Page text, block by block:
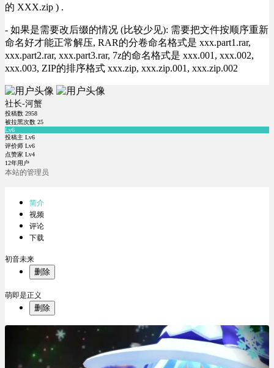
的 XXX.zip ) .
- 如果是需要改后缀的情况 (比较少见): 需要把文件按顺序重新
命名好才能正常解压, RAR的分卷命名格式是 xxx.part1.rar,
xxx.part2.rar, xxx.part3.rar, 7z的命名格式是 xxx.001, xxx.002,
xxx.003, ZIP的排序格式 xxx.zip, xxx.zip.001, xxx.zip.002
社长-河蟹
投稿数 2958
被拉黑次数 25
Lv6
投稿主 Lv6
评价师 Lv6
点赞家 Lv4
12年用户
本站的管理员
简介
视频
评论
下载
初音未来
删除
萌即是正义
删除